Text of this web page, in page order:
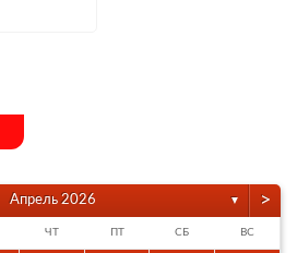
Апрель 2026 ▼ >
ЧТ ПТ СБ ВС